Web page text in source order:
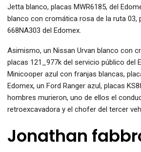
Jetta blanco, placas MWR6185, del
blanco con cromática rosa de la ruta 03,
668NA303 del Edomex.
Asimismo, un Nissan Urvan blanco con
placas 121_977k del servicio público del
Minicooper azul con franjas blancas,
Edomex, un Ford Ranger azul, placas
hombres murieron, uno de ellos el
retroexcavadora y el chofer del tercer
Jonathan